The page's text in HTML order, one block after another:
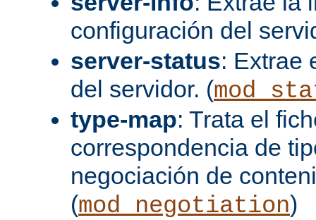
configuración del
server-status: Extrae
del servidor. (
type-map: Trata el
correspondencia de
negociación de
(mod_negotiation)